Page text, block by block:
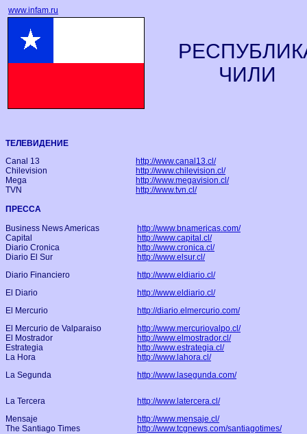
www.infam.ru
ЧИЛИ
ТЕЛЕВИДЕНИЕ
Canal 13
http://www.canal13.cl/
Chilevision
http://www.chilevision.cl/
Mega
http://www.megavision.cl/
TVN
http://www.tvn.cl/
ПРЕССА
Business News Americas
http://www.bnamericas.com/
Capital
http://www.capital.cl/
Diario Cronica
http://www.cronica.cl/
Diario El Sur
http://www.elsur.cl/
Diario Financiero
http://www.eldiario.cl/
El Diario
http://www.eldiario.cl/
El Mercurio
http://diario.elmercurio.com/
El Mercurio de Valparaiso
http://www.mercuriovalpo.cl/
El Mostrador
http://www.elmostrador.cl/
Estrategia
http://www.estrategia.cl/
La Hora
http://www.lahora.cl/
La Segunda
http://www.lasegunda.com/
La Tercera
http://www.latercera.cl/
Mensaje
http://www.mensaje.cl/
The Santiago Times
http://www.tcgnews.com/santiagotimes/